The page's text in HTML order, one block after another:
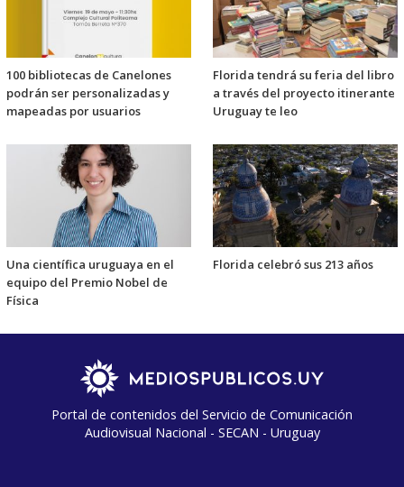
100 bibliotecas de Canelones
podrán ser personalizadas y
mapeadas por usuarios
Florida tendrá su feria del libro
a través del proyecto itinerante
Uruguay te leo
Una científica uruguaya en el
equipo del Premio Nobel de
Física
Florida celebró sus 213 años
Portal de contenidos del Servicio de Comunicación
Audiovisual Nacional - SECAN - Uruguay